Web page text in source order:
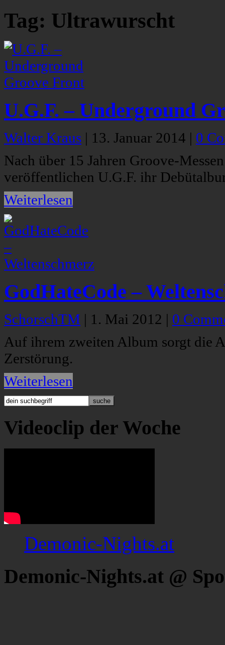
Tag: Ultrawurscht
U.G.F. – Underground
Walter Kraus | 13. Januar 2014 | 0
Nach über 15 Jahren Groove-
veröffentlichen U.G.F. ihr
Weiterlesen
GodHateCode –
SchorschTM | 1. Mai 2012 | 0
Auf ihrem zweiten Album sorgt die
Zerstörung.
Weiterlesen
Videoclip der Woche
Demonic-Nights.at
Demonic-Nights.at @